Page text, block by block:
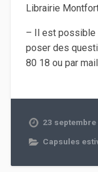
Librairie
– Il est possible
poser des
80 18 ou par
23 septembre
Capsules